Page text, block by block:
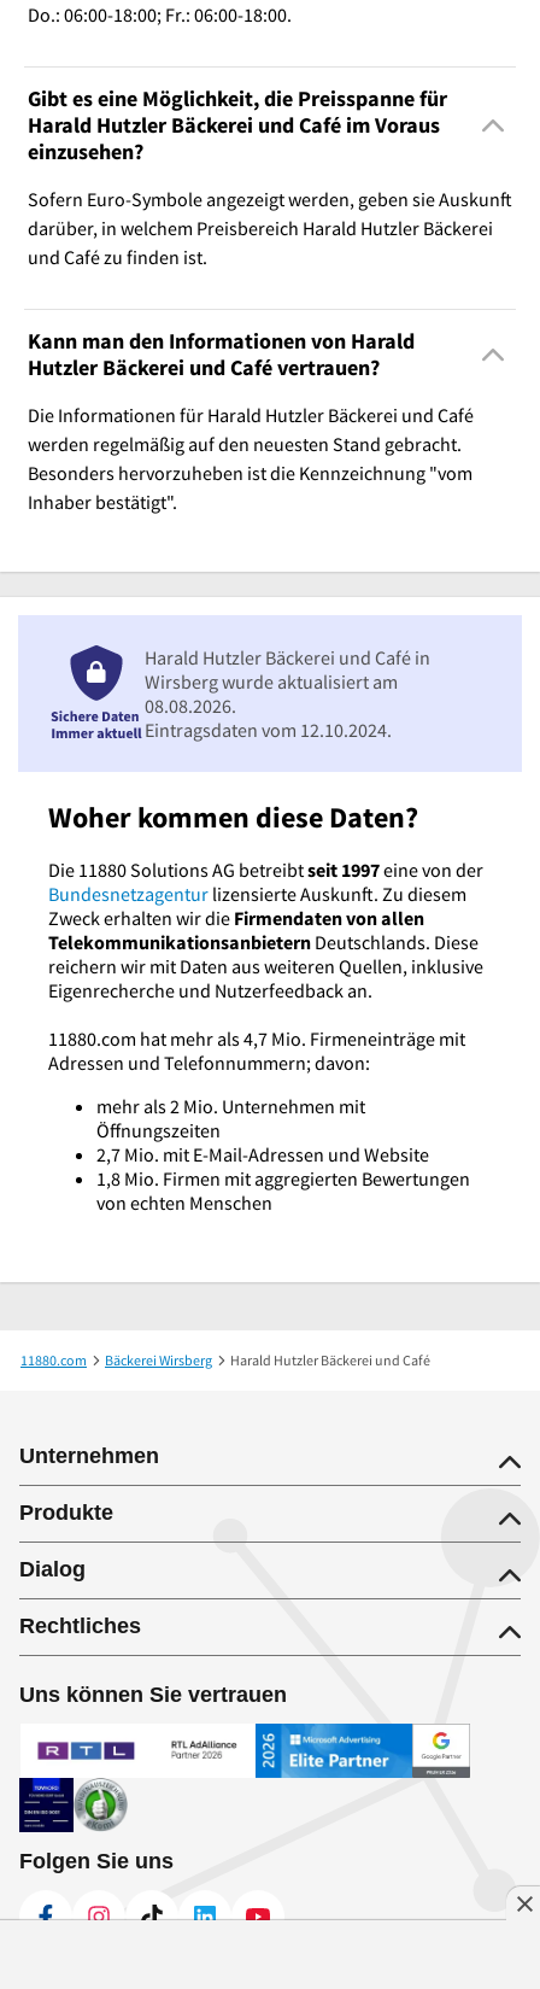
Do.: 06:00-18:00; Fr.: 06:00-18:00.
Gibt es eine Möglichkeit, die Preisspanne für
Harald Hutzler Bäckerei und Café im Voraus
einzusehen?
Sofern Euro-Symbole angezeigt werden, geben sie Auskunft
darüber, in welchem Preisbereich Harald Hutzler Bäckerei
und Café zu finden ist.
Kann man den Informationen von Harald
Hutzler Bäckerei und Café vertrauen?
Die Informationen für Harald Hutzler Bäckerei und Café
werden regelmäßig auf den neuesten Stand gebracht.
Besonders hervorzuheben ist die Kennzeichnung "vom
Inhaber bestätigt".
Woher kommen diese Daten?
Die 11880 Solutions AG betreibtseit 1997eine von der
Bundesnetzagentur lizensierte Auskunft. Zu diesem
Zweck erhalten wir die Firmendaten von allen
Telekommunikationsanbietern Deutschlands. Diese
reichern wir mit Daten aus weiteren Quellen, inklusive
Eigenrecherche und Nutzerfeedback an.
11880.com hat mehr als 4,7 Mio. Firmeneinträge mit
Adressen und Telefonnummern; davon:
mehr als 2 Mio. Unternehmen mit
Öffnungszeiten
2,7 Mio. mit E-Mail-Adressen und Website
1,8 Mio. Firmen mit aggregierten Bewertungen
von echten Menschen
Harald Hutzler Bäckerei und Café in
Wirsberg wurde aktualisiert am
08.08.2026.
Eintragsdaten vom 12.10.2024.
11880.com Bäckerei Wirsberg Harald Hutzler Bäckerei und Café
Unternehmen
Produkte
Dialog
Rechtliches
Uns können Sie vertrauen
Folgen Sie uns